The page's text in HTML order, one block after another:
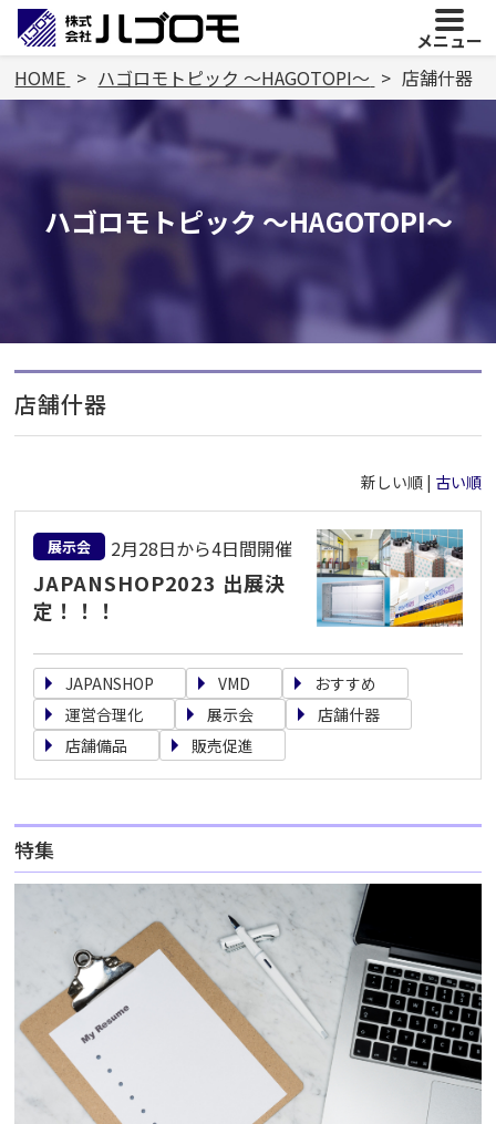
メニュー
HOME ハゴロモトピック ～HAGOTOPI～ 店舗什器
ハゴロモトピック ～HAGOTOPI～
店舗什器
新しい順 | 古い順
展示会 2月28日から4日間開催
JAPANSHOP2023 出展決
定！！！
JAPANSHOP VMD
おすすめ
運営合理化
展示会
店舗什器
店舗備品
販売促進
特集